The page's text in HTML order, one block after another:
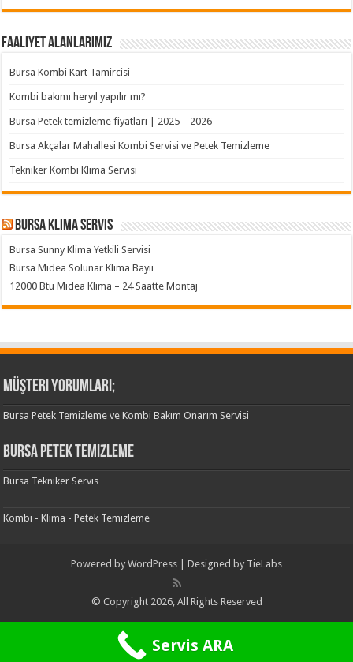
Faaliyet Alanlarımız
Bursa Kombi Kart Tamircisi
Kombi bakımı heryıl yapılır mı?
Bursa Petek temizleme fiyatları | 2025 – 2026
Bursa Akçalar Mahallesi Kombi Servisi ve Petek Temizleme
Tekniker Kombi Klima Servisi
Bursa klima servis
Bursa Sunny Klima Yetkili Servisi
Bursa Midea Solunar Klima Bayii
12000 Btu Midea Klima – 24 Saatte Montaj
Müşteri Yorumları;
Bursa Petek Temizleme ve Kombi Bakım Onarım Servisi
Bursa Petek Temizleme
Bursa Tekniker Servis
Kombi - Klima - Petek Temizleme
Powered by WordPress | Designed by TieLabs
© Copyright 2026, All Rights Reserved
Servis ARA